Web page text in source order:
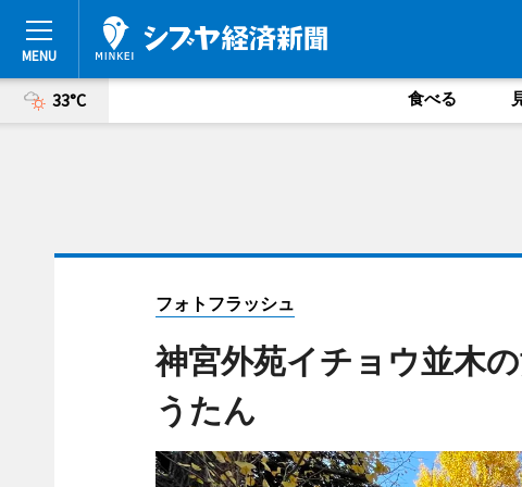
33°C 食べる
フォトフラッシュ
神宮外苑イチョウ並木
うたん